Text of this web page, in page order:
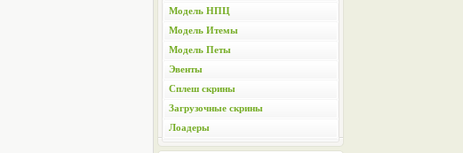
Модель НПЦ
Модель Итемы
Модель Петы
Эвенты
Сплеш скрины
Загрузочные скрины
Лоадеры